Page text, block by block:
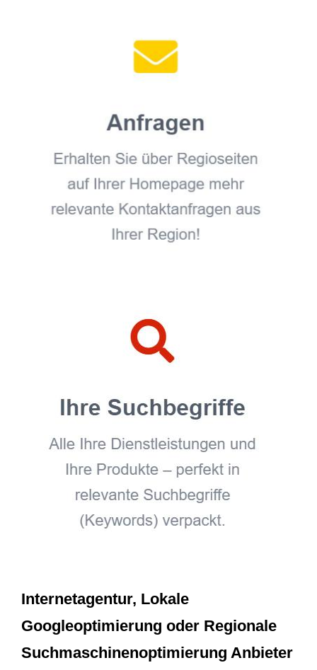
Internetagentur, Lokale
Googleoptimierung oder Regionale
Suchmaschinenoptimierung Anbieter